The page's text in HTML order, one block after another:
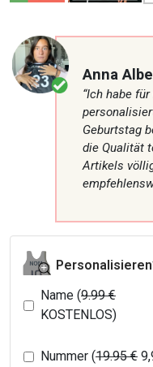
Anna
“Ich habe
Geburtstag
die Qualität
Artikels
Name (9.99 €
KOSTENLOS)
Nummer (19.95 €